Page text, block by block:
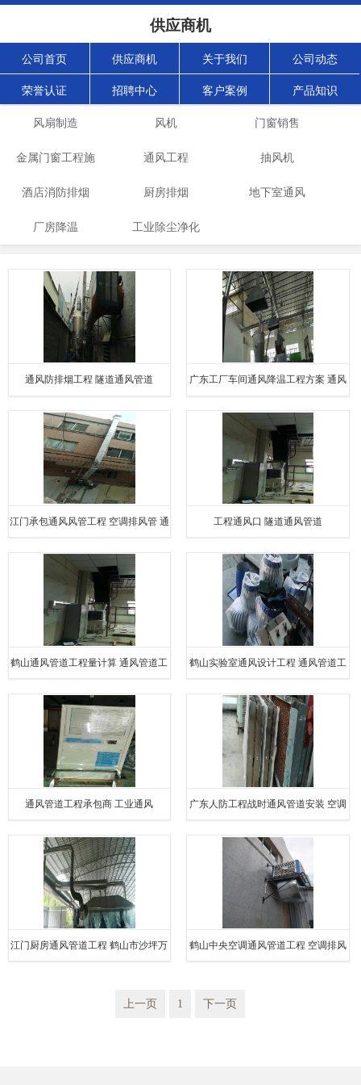
供应商机
公司首页 供应商机 关于我们 公司动态
荣誉认证 招聘中心 客户案例 产品知识
风扇制造 风机 门窗销售
金属门窗工程施
工
通风工程 抽风机
酒店消防排烟 厨房排烟 地下室通风
厂房降温 工业除尘净化
通风防排烟工程 隧道通风管道 广东工厂车间通风降温工程方案 通风
管道设计
江门承包通风风管工程 空调排风管 通
风管道安装施工工艺
工程通风口 隧道通风管道
鹤山通风管道工程量计算 通风管道工
程量如何计算
鹤山实验室通风设计工程 通风管道工
程量如何计算
通风管道工程承包商 工业通风 广东人防工程战时通风管道安装 空调
排风管 室内通风口
江门厨房通风管道工程 鹤山市沙坪万 鹤山中央空调通风管道工程 空调排风
上一页 1 下一页